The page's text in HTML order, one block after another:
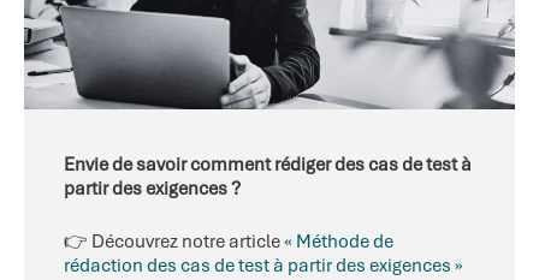
Envie de savoir comment rédiger des cas de test à
partir des exigences ?
👉 Découvrez notre article« Méthode de
rédaction des cas de test à partir des exigences »